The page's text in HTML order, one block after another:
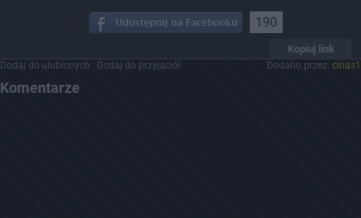
190
Kopiuj link
Dodaj do ulubionych Dodaj do przyjaciół Dodano przez: cinas1
Komentarze